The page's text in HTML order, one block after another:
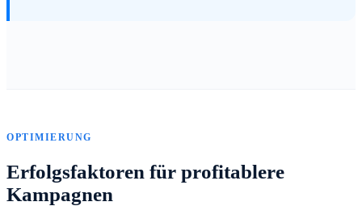
OPTIMIERUNG
Erfolgsfaktoren für profitablere
Kampagnen